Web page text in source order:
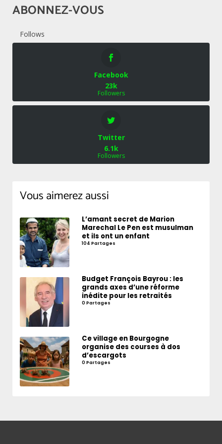
ABONNEZ-VOUS
Follows
Facebook
23k
Followers
Twitter
6.1k
Followers
Vous aimerez aussi
L’amant secret de Marion
Marechal Le Pen est musulman
et ils ont un enfant
104 Partages
Budget François Bayrou : les
grands axes d’une réforme
inédite pour les retraités
0 Partages
Ce village en Bourgogne
organise des courses à dos
d’escargots
0 Partages